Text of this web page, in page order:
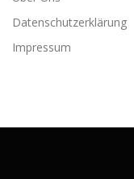
Datenschutzerklärung
Impressum